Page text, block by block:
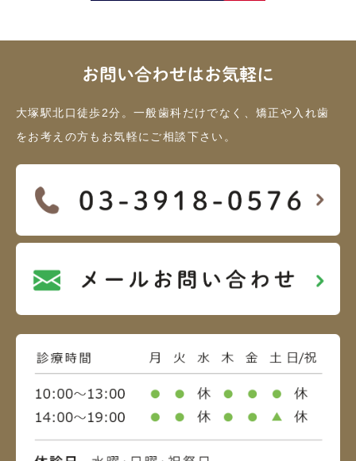
お問い合わせはお気軽に
大塚駅北口徒歩2分。一般歯科だけでなく、矯正や入れ歯
をお考えの方もお気軽にご相談下さい。